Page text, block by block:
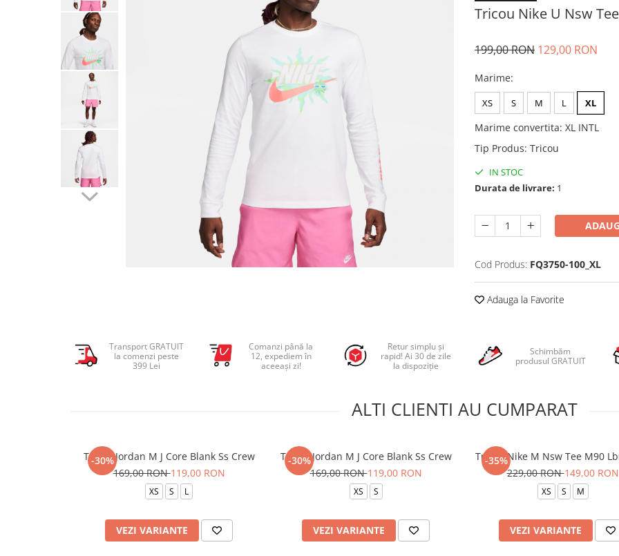
Pantaloni lungi copii
Geci si veste copii
Pantaloni scurti Copii
Ingrijire incaltaminte
Tricou Nike U Nsw
199,00 RON 129,00 RON
Marime:
XS S M L XL
Marime convertita: XL INTL
Tip Produs: Tricou
IN STOC
Durata de livrare: 1
Cod Produs: FQ3750-100_XL
Adauga la Favorite
Transport GRATUIT
la comenzi peste
399 Lei
Comanzi până la
12, expediem în
aceeași zi!
Retur simplu și
rapid! Ai 30 de zile
la dispoziție
Schimbăm
produsul GRATUIT
ALTI CLIENTI AU CUMPARAT
-30%
Tricou Jordan M J Core Blank Ss Crew
169,00 RON119,00 RON
XS S L
VEZI VARIANTE
-30%
Tricou Jordan M J Core Blank Ss Crew
169,00 RON119,00 RON
XS S
VEZI VARIANTE
-35%
Tricou Nike M Nsw Tee M90
229,00 RON149,00 RON
XS S M
VEZI VARIANTE